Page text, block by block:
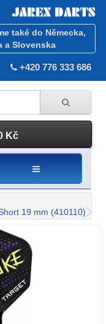
také do Německa,
a Slovenska
+420 776 333 686
Kč
19 mm (410110)